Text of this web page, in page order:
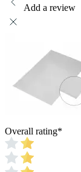
Add a review
Overall rating*